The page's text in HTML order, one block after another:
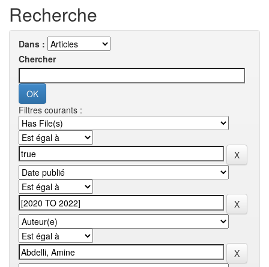
Recherche
Dans :
Chercher
Filtres courants :